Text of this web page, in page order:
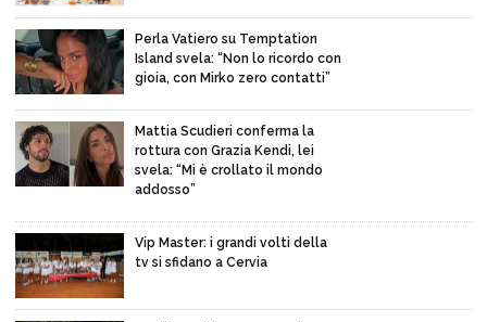
Perla Vatiero su Temptation
Island svela: “Non lo ricordo con
gioia, con Mirko zero contatti”
Mattia Scudieri conferma la
rottura con Grazia Kendi, lei
svela: “Mi è crollato il mondo
addosso”
Vip Master: i grandi volti della
tv si sfidano a Cervia